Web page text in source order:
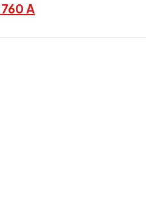
A